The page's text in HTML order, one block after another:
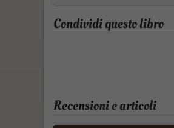
Condividi questo libro
Recensioni e articoli